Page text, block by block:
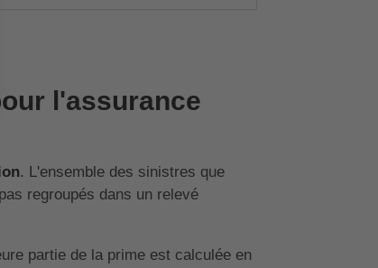
l'assurance
. L'ensemble des sinistres que
regroupés dans un relevé
partie de la prime est calculée en